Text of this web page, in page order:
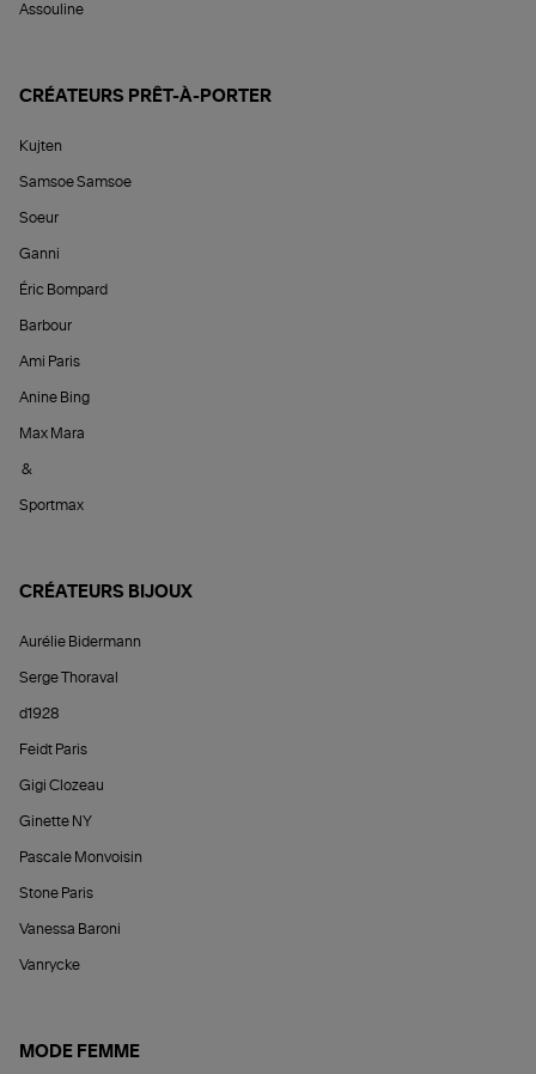
Assouline
CRÉATEURS PRÊT-À-PORTER
Kujten
Samsoe Samsoe
Soeur
Ganni
Éric Bompard
Barbour
Ami Paris
Anine Bing
Max Mara
&
Sportmax
CRÉATEURS BIJOUX
Aurélie Bidermann
Serge Thoraval
d1928
Feidt Paris
Gigi Clozeau
Ginette NY
Pascale Monvoisin
Stone Paris
Vanessa Baroni
Vanrycke
MODE FEMME